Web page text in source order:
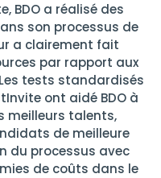
BDO a réalisé des
son processus de
a clairement fait
par rapport aux
tests standardisés
ont aidé BDO à
meilleurs talents,
de meilleure
du processus avec
de coûts dans le